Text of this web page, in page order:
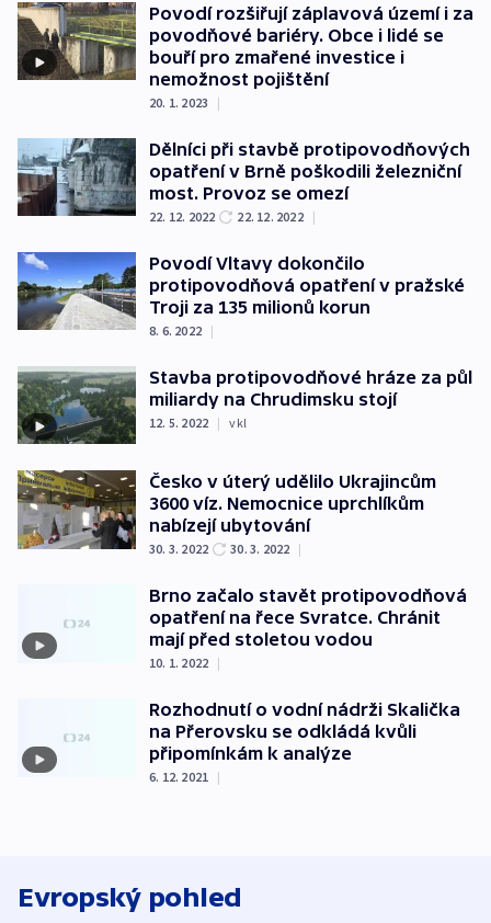
Povodí rozšiřují záplavová území i za
povodňové bariéry. Obce i lidé se
bouří pro zmařené investice i
nemožnost pojištění
20. 1. 2023 |
Dělníci při stavbě protipovodňových
opatření v Brně poškodili železniční
most. Provoz se omezí
22. 12. 2022 22. 12. 2022 |
Povodí Vltavy dokončilo
protipovodňová opatření v pražské
Troji za 135 milionů korun
8. 6. 2022 |
Stavba protipovodňové hráze za půl
miliardy na Chrudimsku stojí
12. 5. 2022 | vkl
Česko v úterý udělilo Ukrajincům
3600 víz. Nemocnice uprchlíkům
nabízejí ubytování
30. 3. 2022 30. 3. 2022 |
Brno začalo stavět protipovodňová
opatření na řece Svratce. Chránit
mají před stoletou vodou
10. 1. 2022 |
Rozhodnutí o vodní nádrži Skalička
na Přerovsku se odkládá kvůli
připomínkám k analýze
6. 12. 2021 |
Evropský pohled